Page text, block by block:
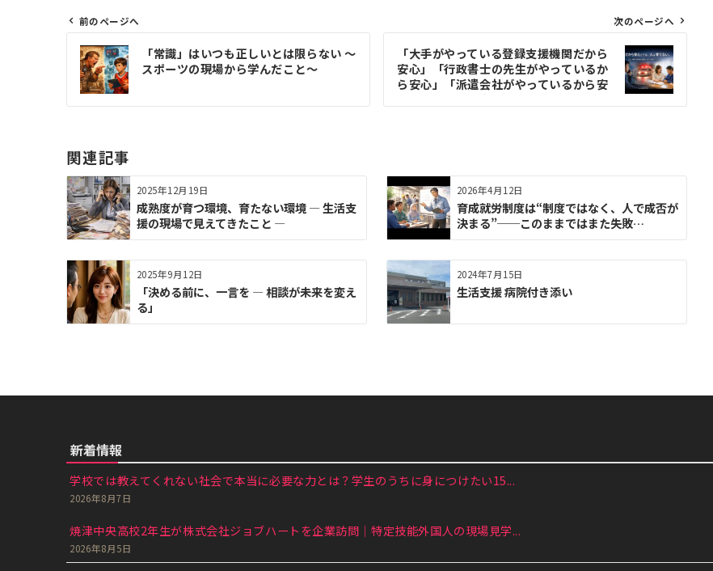
ビ
シ
ョ
ン
前のページへ
「常識」はいつも正しいとは限らない 〜
スポーツの現場から学んだこと〜
次のページへ
「大手がやっている登録支援機関だから
安心」「行政書士の先生がやっているか
ら安心」「派遣会社がやっているから安
心」では、人は育たない。
関連記事
2025年12月19日
成熟度が育つ環境、育たない環境 ― 生活支
援の現場で見えてきたこと ―
2026年4月12日
育成就労制度は“制度ではなく、人で成否が
決まる”──このままではまた失敗…
2025年9月12日
「決める前に、一言を — 相談が未来を変え
る」
2024年7月15日
生活支援 病院付き添い
新着情報
学校では教えてくれない社会で本当に必要な力とは？学生のうちに身につけたい15...
2026年8月7日
焼津中央高校2年生が株式会社ジョブハートを企業訪問｜特定技能外国人の現場見学...
2026年8月5日